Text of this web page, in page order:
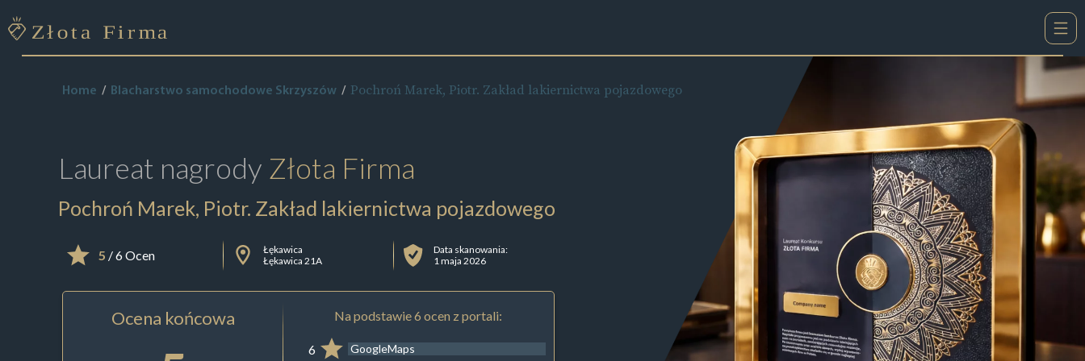
Home Blacharstwo samochodowe Skrzyszów Pochroń Marek, Piotr. Zakład lakiernictwa pojazdowego
Laureat nagrody Złota Firma
Pochroń Marek, Piotr. Zakład lakiernictwa pojazdowego
5 / 6 Ocen
Łękawica
Łękawica 21A
Data skanowania:
1 maja 2026
Ocena końcowa Na podstawie 6 ocen z portali:
6 GoogleMaps